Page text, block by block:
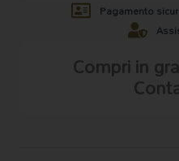
Pagamento
Compri in